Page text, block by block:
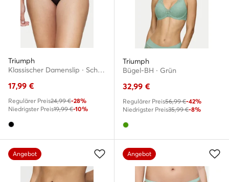
Triumph
Klassischer Damenslip · Schwarz
17,99 €
Regulärer Preis24,99 €-28%
Niedrigster Preis19,99 €-10%
Triumph
Bügel-BH · Grün
32,99 €
Regulärer Preis56,99 €-42%
Niedrigster Preis35,99 €-8%
Angebot Angebot